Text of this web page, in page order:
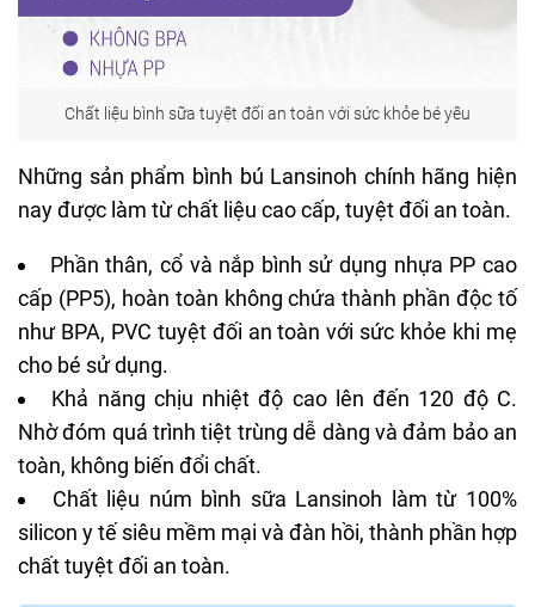
Chất liệu bình sữa tuyệt đối an toàn với sức khỏe bé yêu
Những sản phẩm bình bú Lansinoh chính hãng hiện
nay được làm từ chất liệu cao cấp, tuyệt đối an toàn.
Phần thân, cổ và nắp bình sử dụng nhựa PP cao
cấp (PP5), hoàn toàn không chứa thành phần độc tố
như BPA, PVC tuyệt đối an toàn với sức khỏe khi mẹ
cho bé sử dụng.
Khả năng chịu nhiệt độ cao lên đến 120 độ C.
Nhờ đóm quá trình tiệt trùng dễ dàng và đảm bảo an
toàn, không biến đổi chất.
Chất liệu núm bình sữa Lansinoh làm từ 100%
silicon y tế siêu mềm mại và đàn hồi, thành phần hợp
chất tuyệt đối an toàn.